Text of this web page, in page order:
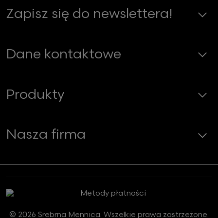
Zapisz się do newslettera!
Dane kontaktowe
Produkty
Nasza firma
© 2026 Srebrna Mennica. Wszelkie prawa zastrzeżone.